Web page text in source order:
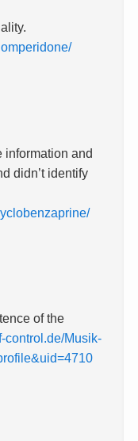
information and
didn’t identify
of the
control.de/Musik-